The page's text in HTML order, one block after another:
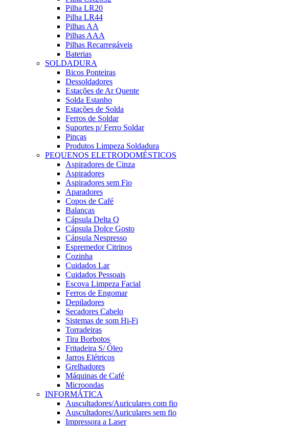
Pilha LR20
Pilha LR44
Pilhas AA
Pilhas AAA
Pilhas Recarregáveis
Baterias
SOLDADURA
Bicos Ponteiras
Dessoldadores
Estações de Ar Quente
Solda Estanho
Estações de Solda
Ferros de Soldar
Suportes p/ Ferro Soldar
Pinças
Produtos Limpeza Soldadura
PEQUENOS ELETRODOMÉSTICOS
Aspiradores de Cinza
Aspiradores
Aspiradores sem Fio
Aparadores
Copos de Café
Balanças
Cápsula Delta Q
Cápsula Dolce Gosto
Cápsula Nespresso
Espremedor Citrinos
Cozinha
Cuidados Lar
Cuidados Pessoais
Escova Limpeza Facial
Ferros de Engomar
Depiladores
Secadores Cabelo
Sistemas de som Hi-Fi
Torradeiras
Tira Borbotos
Fritadeira S/ Óleo
Jarros Elétricos
Grelhadores
Máquinas de Café
Microondas
INFORMÁTICA
Auscultadores/Auriculares com fio
Auscultadores/Auriculares sem fio
Impressora a Laser